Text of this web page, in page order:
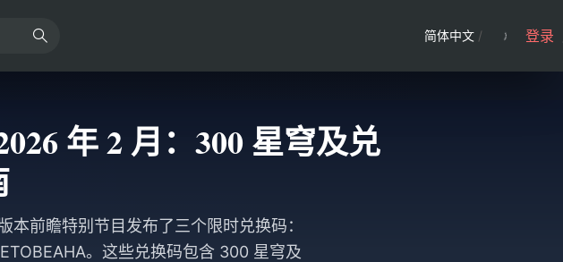
简体中文 / 登录
年 2 月：300 星穹及兑
前瞻特别节目发布了三个限时兑换码：
。这些兑换码包含 300 星穹及